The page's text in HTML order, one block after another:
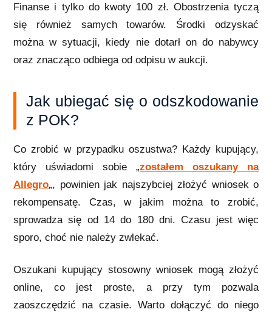
Finanse i tylko do kwoty 100 zł. Obostrzenia tyczą
się również samych towarów. Środki odzyskać
można w sytuacji, kiedy nie dotarł on do nabywcy
oraz znacząco odbiega od odpisu w aukcji.
Jak ubiegać się o odszkodowanie
z POK?
Co zrobić w przypadku oszustwa? Każdy kupujący,
który uświadomi sobie „zostałem oszukany na
Allegro„, powinien jak najszybciej złożyć wniosek o
rekompensatę. Czas, w jakim można to zrobić,
sprowadza się od 14 do 180 dni. Czasu jest więc
sporo, choć nie należy zwlekać.
Oszukani kupujący stosowny wniosek mogą złożyć
online, co jest proste, a przy tym pozwala
zaoszczędzić na czasie. Warto dołączyć do niego